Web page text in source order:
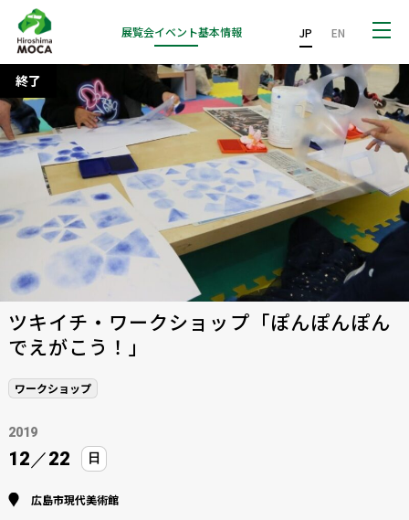
展覧会イベント基本情報 JP EN
終了
ツキイチ・ワークショップ「ぽんぽんぽん
でえがこう！」
ワークショップ
2019
12 ／22 日
広島市現代美術館